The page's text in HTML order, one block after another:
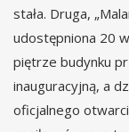
stała. Druga,
udostępniona 20
piętrze budynku
inauguracyjną, a
oficjalnego